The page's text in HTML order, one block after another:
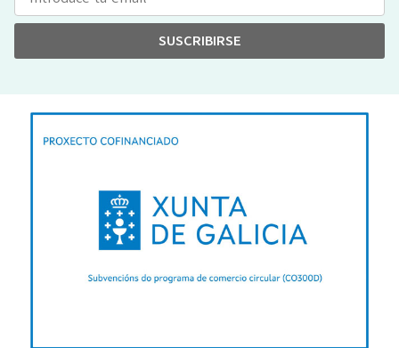
SUSCRIBIRSE